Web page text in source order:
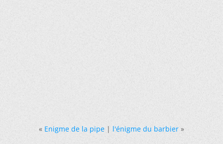
« Enigme de la pipe|l'énigme du barbier »